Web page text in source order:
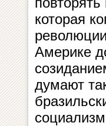
которая
Америке
думают